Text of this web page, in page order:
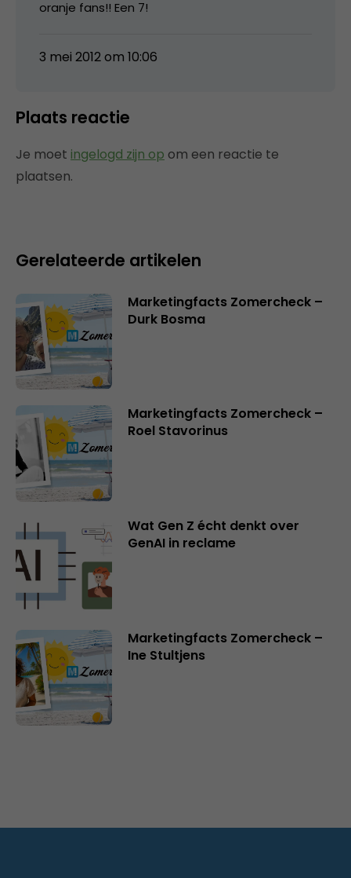
oranje fans!! Een 7!
3 mei 2012 om 10:06
Plaats reactie
Je moet ingelogd zijn op om een reactie te
plaatsen.
Gerelateerde artikelen
Marketingfacts Zomercheck –
Durk Bosma
Marketingfacts Zomercheck –
Roel Stavorinus
Wat Gen Z écht denkt over
GenAI in reclame
Marketingfacts Zomercheck –
Ine Stultjens